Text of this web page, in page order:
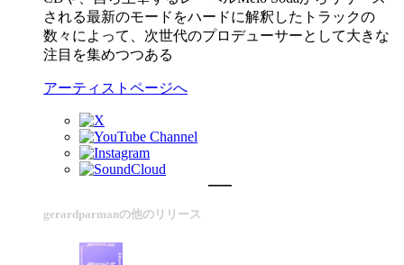
される最新のモードをハードに解釈したトラックの
数々によって、次世代のプロデューサーとして大きな
注目を集めつつある
アーティストページへ
gerardparmanの他のリリース